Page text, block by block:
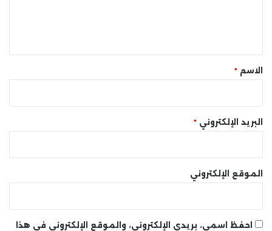
* الاسم *
البريد الإلكتروني *
الموقع الإلكتروني
احفظ اسمي، بريدي الإلكتروني، والموقع الإلكتروني في هذا